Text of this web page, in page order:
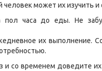
может их изучить и
часа до еды. Не
их выполнение.
со временем доведите